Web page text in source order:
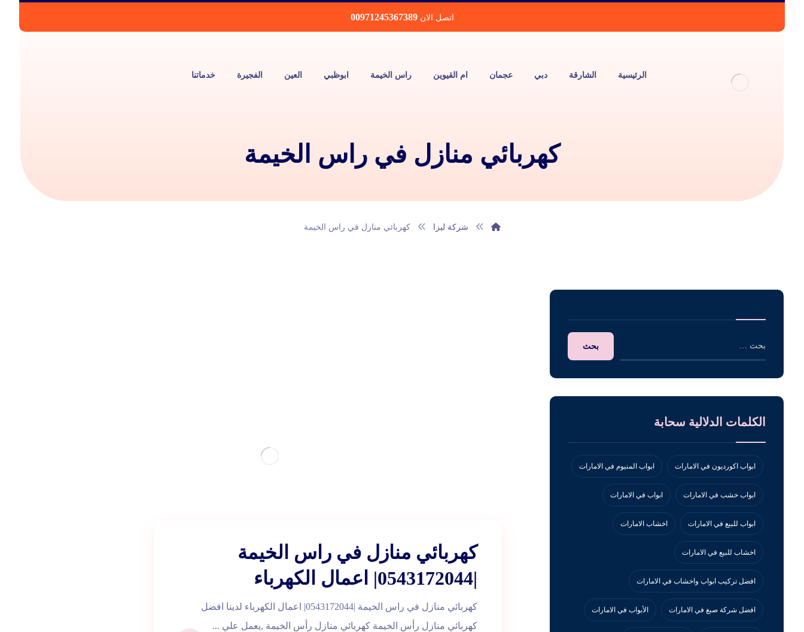
اتصل الان 00971245367389
الرئيسية الشارقة دبي عجمان ام القيوين راس الخيمة ابوظبي العين الفجيرة خدماتنا
كهربائي منازل في راس الخيمة
شركة ليزا كهربائي منازل في راس الخيمة
كهربائي منازل في راس الخيمة
|0543172044| اعمال الكهرباء
كهربائي منازل في راس الخيمة |0543172044| اعمال الكهرباء لدينا افضل
كهربائي منازل رأس الخيمة كهربائي منازل رأس الخيمة ,يعمل علي ...
الكلمات الدلالية سحابة
ابواب اكورديون في الامارات ابواب المنيوم في الامارات
ابواب خشب في الامارات ابواب في الامارات
ابواب للبيع في الامارات اخشاب الامارات
اخشاب للبيع في الامارات
افضل تركيب ابواب واخشاب في الامارات
افضل شركة صبغ في الامارات الأبواب في الامارات